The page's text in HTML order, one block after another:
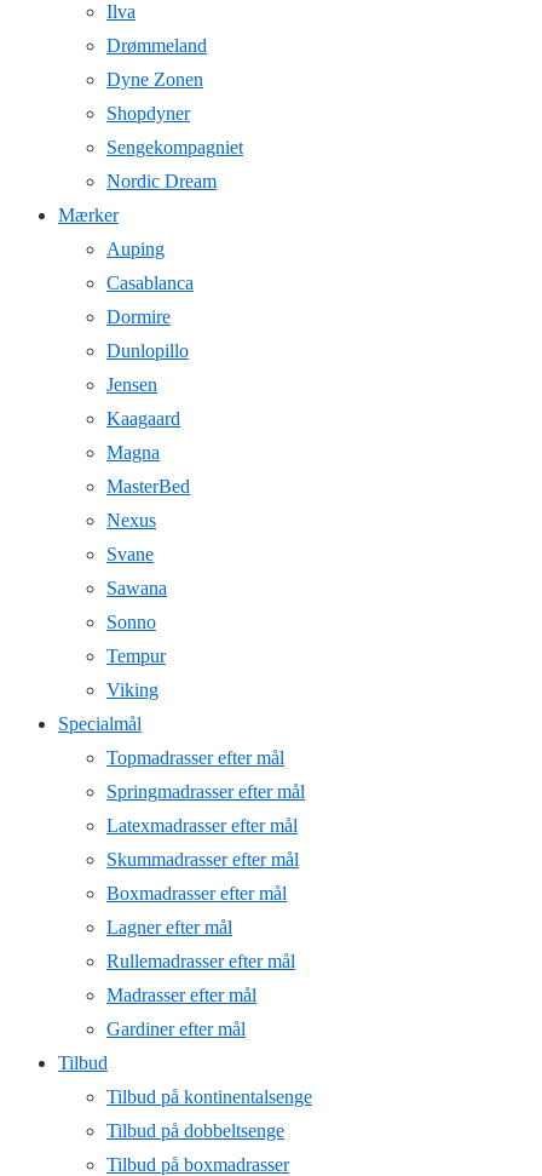
Ilva
Drømmeland
Dyne Zonen
Shopdyner
Sengekompagniet
Nordic Dream
Mærker
Auping
Casablanca
Dormire
Dunlopillo
Jensen
Kaagaard
Magna
MasterBed
Nexus
Svane
Sawana
Sonno
Tempur
Viking
Specialmål
Topmadrasser efter mål
Springmadrasser efter mål
Latexmadrasser efter mål
Skummadrasser efter mål
Boxmadrasser efter mål
Lagner efter mål
Rullemadrasser efter mål
Madrasser efter mål
Gardiner efter mål
Tilbud
Tilbud på kontinentalsenge
Tilbud på dobbeltsenge
Tilbud på boxmadrasser